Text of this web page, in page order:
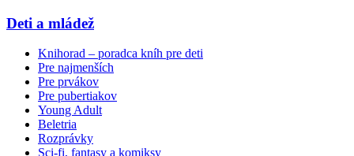
Deti a mládež
Knihorad – poradca kníh pre deti
Pre najmenších
Pre prvákov
Pre pubertiakov
Young Adult
Beletria
Rozprávky
Sci-fi, fantasy a komiksy